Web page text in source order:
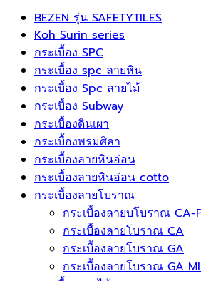
BEZEN รุ่น SAFETYTILES
Koh Surin series
กระเบื้อง SPC
กระเบื้อง spc ลายหิน
กระเบื้อง Spc ลายไม้
กระเบื้อง Subway
กระเบื้องดินเผา
กระเบื้องพรมศิลา
กระเบื้องลายหินอ่อน
กระเบื้องลายหินอ่อน cotto
กระเบื้องลายโบราณ
กระเบื้องลายบโบราณ CA-P
กระเบื้องลายโบราณ CA
กระเบื้องลายโบราณ GA